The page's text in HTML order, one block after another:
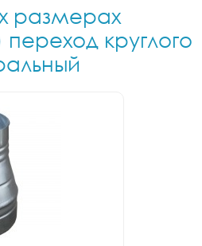
размерах
круглого